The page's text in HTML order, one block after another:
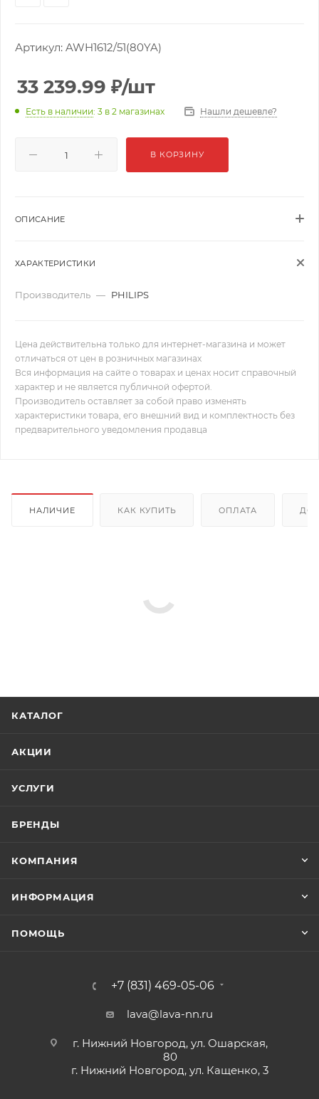
Артикул: AWH1612/51(80YA)
33 239.99 ₽/шт
Есть в наличии: 3 в 2 магазинах Нашли дешевле?
В КОРЗИНУ
ОПИСАНИЕ
ХАРАКТЕРИСТИКИ
Производитель — PHILIPS
Цена действительна только для интернет-магазина и может
отличаться от цен в розничных магазинах
Вся информация на сайте о товарах и ценах носит справочный
характер и не является публичной офертой.
Производитель оставляет за собой право изменять
характеристики товара, его внешний вид и комплектность без
предварительного уведомления продавца
НАЛИЧИЕ КАК КУПИТЬ ОПЛАТА
КАТАЛОГ
АКЦИИ
УСЛУГИ
БРЕНДЫ
КОМПАНИЯ
ИНФОРМАЦИЯ
ПОМОЩЬ
+7 (831) 469-05-06
lava@lava-nn.ru
г. Нижний Новгород, ул. Ошарская,
80
г. Нижний Новгород, ул. Кащенко, 3